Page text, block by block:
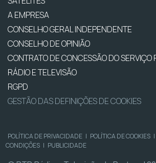
A EMPRESA
CONSELHO GERAL INDEPENDENTE
CONSELHO DE OPINIÃO
CONTRATO DE CONCESSÃO DO SERVIÇO
RÁDIO E TELEVISÃO
RGPD
GESTÃO DAS DEFINIÇÕES DE COOKIES
POLÍTICA DE PRIVACIDADE | POLÍTICA DE COOKIES |
CONDIÇÕES | PUBLICIDADE